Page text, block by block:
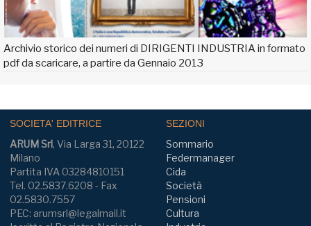
Archivio storico dei numeri di DIRIGENTI INDUSTRIA in formato
pdf da scaricare, a partire da Gennaio 2013
SOCIETA' EDITRICE
ARUM Srl, Via Larga 31, 20122
Milano
Partita IVA 03284810151
Tel. 02.5837.6208 - Fax
02.5830.7557
PEC: arumsrl@legalmail.it
SEZIONI
Sommario
Federmanager
Cida
Società
Pensioni
Cultura